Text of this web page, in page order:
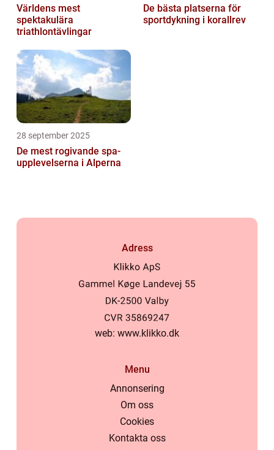
Världens mest
spektakulära
triathlontävlingar
De bästa platserna för
sportdykning i korallrev
28 september 2025
De mest rogivande spa-
upplevelserna i Alperna
Adress
web: www.klikko.dk
Menu
Annonsering
Om oss
Cookies
Kontakta oss